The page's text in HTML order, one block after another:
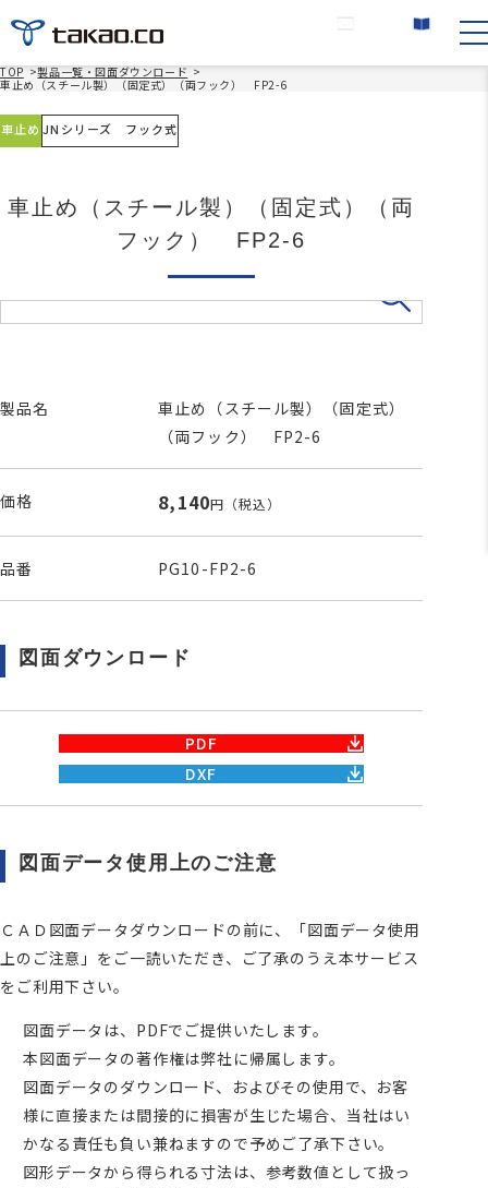
TOP >製品一覧・図面ダウンロード >
車止め（スチール製）（固定式）（両フック） FP2-6
車止め JNシリーズ フック式
車止め（スチール製）（固定式）（両
フック） FP2-6
製品名
車止め（スチール製）（固定式）
（両フック） FP2-6
価格 8,140円 （税込）
品番 PG10-FP2-6
図面ダウンロード
PDF
DXF
図面データ使用上のご注意
ＣＡＤ図面データダウンロードの前に、「図面データ使用
上のご注意」をご一読いただき、ご了承のうえ本サービス
をご利用下さい。
図面データは、PDFでご提供いたします。
本図面データの著作権は弊社に帰属します。
図面データのダウンロード、およびその使用で、お客
様に直接または間接的に損害が生じた場合、当社はい
かなる責任も負い兼ねますので予めご了承下さい。
図形データから得られる寸法は、参考数値として扱っ